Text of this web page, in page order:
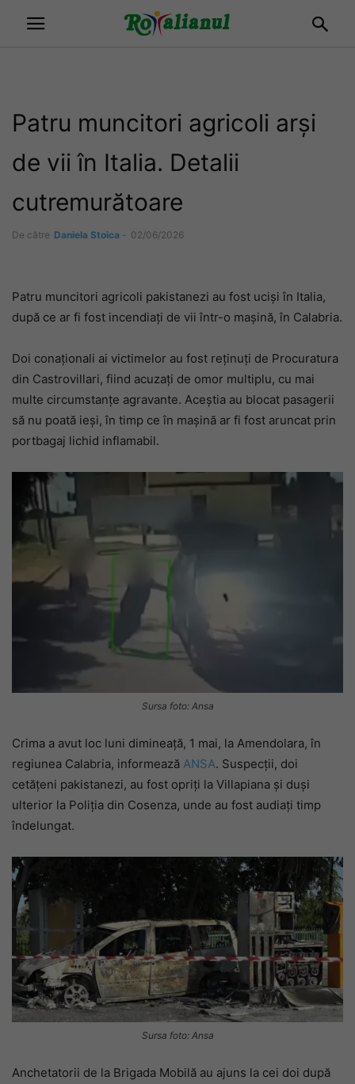
Patru muncitori agricoli arși
de vii în Italia. Detalii
cutremurătoare
De către Daniela Stoica - 02/06/2026
Patru muncitori agricoli pakistanezi au fost uciși în Italia,
după ce ar fi fost incendiați de vii într-o mașină, în Calabria.
Doi conaționali ai victimelor au fost reținuți de Procuratura
din Castrovillari, fiind acuzați de omor multiplu, cu mai
multe circumstanțe agravante. Aceștia au blocat pasagerii
să nu poată ieși, în timp ce în mașină ar fi fost aruncat prin
portbagaj lichid inflamabil.
Sursa foto: Ansa
Crima a avut loc luni dimineață, 1 mai, la Amendolara, în
regiunea Calabria, informează ANSA. Suspecții, doi
cetățeni pakistanezi, au fost opriți la Villapiana și duși
ulterior la Poliția din Cosenza, unde au fost audiați timp
îndelungat.
Sursa foto: Ansa
Anchetatorii de la Brigada Mobilă au ajuns la cei doi după